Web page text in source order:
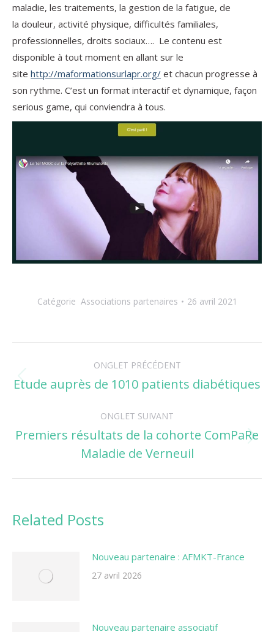
maladie, les traitements, la gestion de la fatigue, de
la douleur, activité physique, difficultés familiales,
professionnelles, droits sociaux…. Le contenu est
disponible à tout moment en allant sur le
site http://maformationsurlapr.org/ et chacun progresse à
son rythme. C’est un format interactif et dynamique, façon
serious game, qui conviendra à tous.
Catégorie Associations partenaires 26 avril 2021
de
commentaire
ONGLET PRÉCÉDENT
Onglet
Etude auprès de 1010 patients diabétiques
ONGLET SUIVANT
Onglet
suivant
Premiers résultats de la cohorte ComPaRe
Maladie de Verneuil
Related Posts
Nouveau partenaire : AFMKT-France
27 avril 2026
Nouveau partenaire associatif